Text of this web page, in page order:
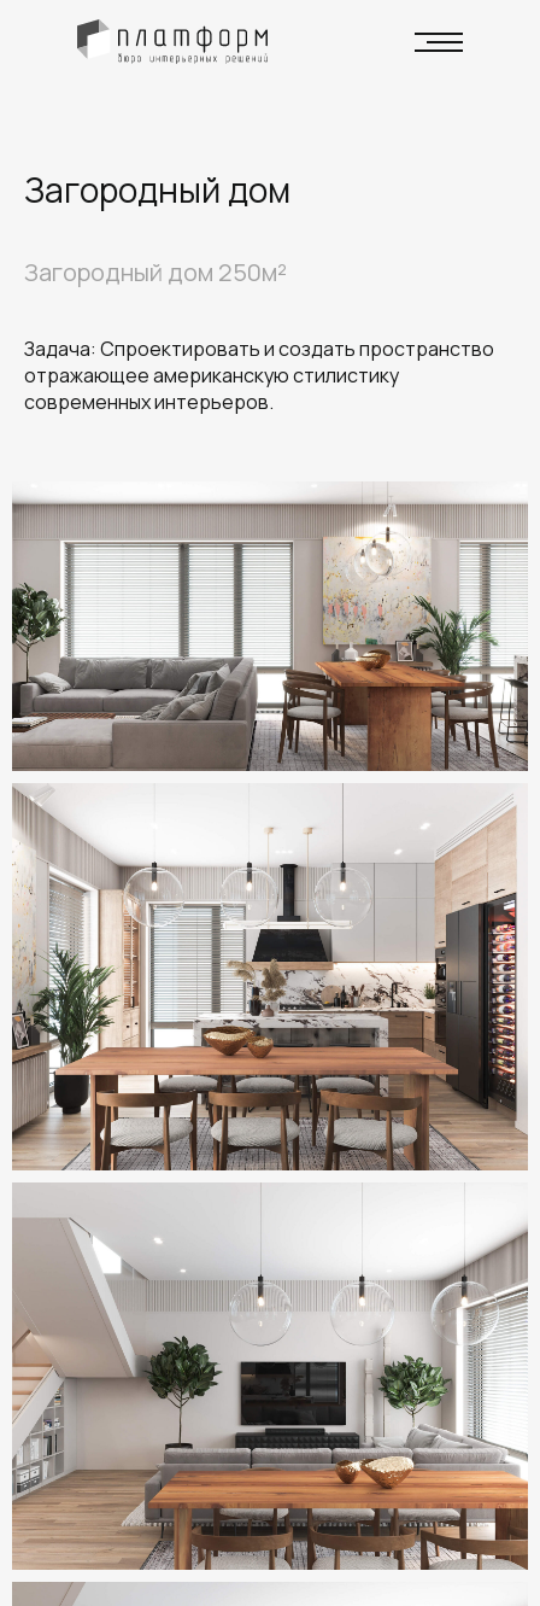
Загородный дом
Загородный дом 250м²
Задача: Спроектировать и создать пространство
отражающее американскую стилистику
современных интерьеров.